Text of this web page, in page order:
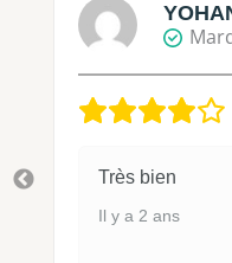
Très bien
Il y a 2 ans